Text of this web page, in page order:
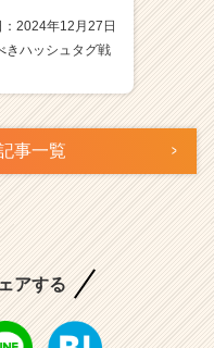
：2024年12月27日
きハッシュタグ戦
事一覧
アする